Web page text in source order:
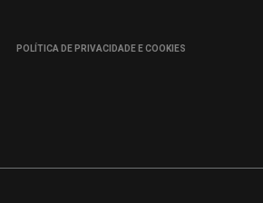
POLÍTICA DE PRIVACIDADE E COOKIES